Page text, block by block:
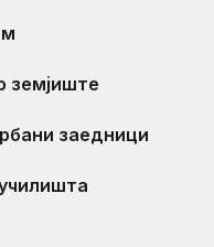
земјиште
заедници